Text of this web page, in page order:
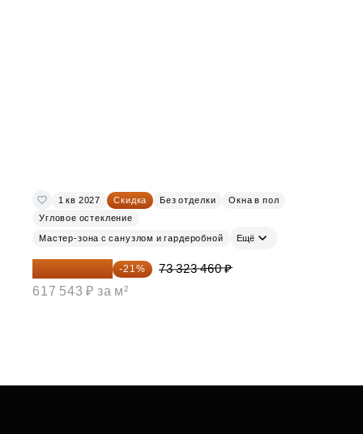
1 кв 2027 Скидка Без отделки
Окна в пол
Угловое остекление
Мастер-зона с санузлом и гардеробной Ещё
57 925 533 ₽ -21%
73 323 460 ₽
617 543 ₽ за м²